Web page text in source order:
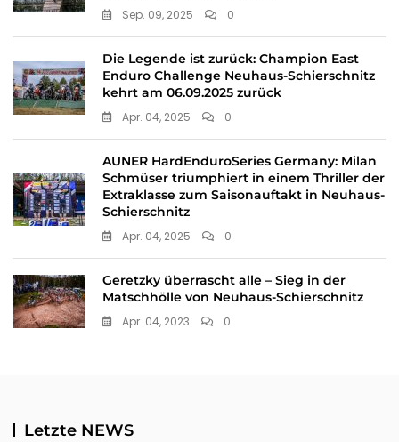
Sep. 09, 2025 0
Die Legende ist zurück: Champion East
Enduro Challenge Neuhaus-Schierschnitz
kehrt am 06.09.2025 zurück
Apr. 04, 2025 0
AUNER HardEnduroSeries Germany: Milan
Schmüser triumphiert in einem Thriller der
Extraklasse zum Saisonauftakt in Neuhaus-
Schierschnitz
Apr. 04, 2025 0
Geretzky überrascht alle – Sieg in der
Matschhölle von Neuhaus-Schierschnitz
Apr. 04, 2023 0
Letzte NEWS